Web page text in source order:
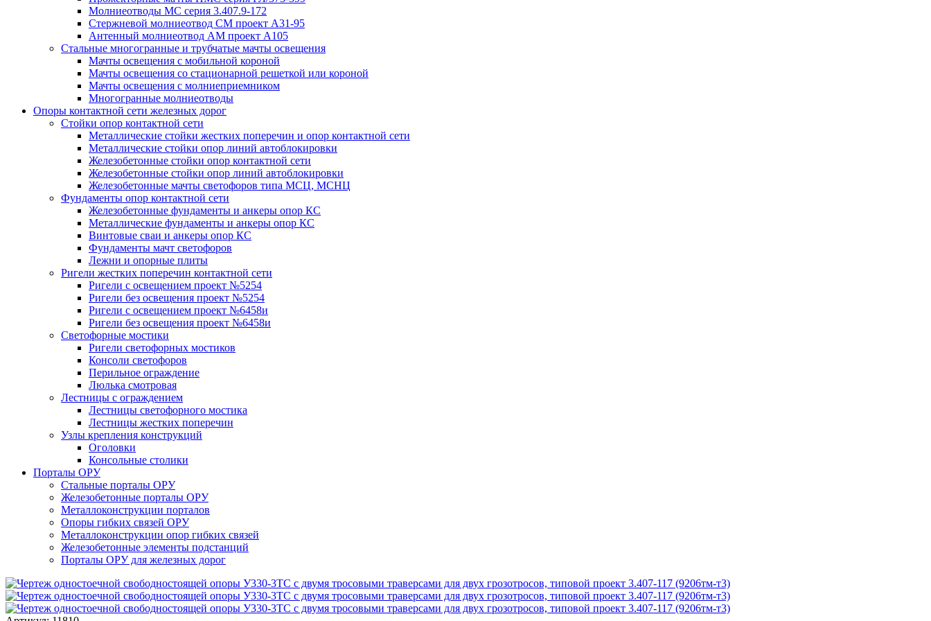
Молниеотводы МС серия 3.407.9-172
Стержневой молниеотвод СМ проект А31-95
Антенный молниеотвод АМ проект А105
Стальные многогранные и трубчатые мачты освещения
Мачты освещения с мобильной короной
Мачты освещения со стационарной решеткой или короной
Мачты освещения с молниеприемником
Многогранные молниеотводы
Опоры контактной сети железных дорог
Стойки опор контактной сети
Металлические стойки жестких поперечин и опор контактной сети
Металлические стойки опор линий автоблокировки
Железобетонные стойки опор контактной сети
Железобетонные стойки опор линий автоблокировки
Железобетонные мачты светофоров типа МСЦ, МСНЦ
Фундаменты опор контактной сети
Железобетонные фундаменты и анкеры опор КС
Металлические фундаменты и анкеры опор КС
Винтовые сваи и анкеры опор КС
Фундаменты мачт светофоров
Лежни и опорные плиты
Ригели жестких поперечин контактной сети
Ригели с освещением проект №5254
Ригели без освещения проект №5254
Ригели с освещением проект №6458и
Ригели без освещения проект №6458и
Светофорные мостики
Ригели светофорных мостиков
Консоли светофоров
Перильное ограждение
Люлька смотровая
Лестницы с ограждением
Лестницы светофорного мостика
Лестницы жестких поперечин
Узлы крепления конструкций
Оголовки
Консольные столики
Порталы ОРУ
Стальные порталы ОРУ
Железобетонные порталы ОРУ
Металлоконструкции порталов
Опоры гибких связей ОРУ
Металлоконструкции опор гибких связей
Железобетонные элементы подстанций
Порталы ОРУ для железных дорог